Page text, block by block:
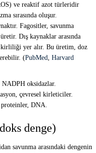
ve reaktif azot türleridir
sırasında oluşur.
Fagositler, savunma
Dış kaynaklar arasında
kirliliği yer alır. Bu üretim, doz
(PubMed Harvard
oksidazlar.
çevresel kirleticiler.
DNA.
denge)
savunma arasındaki dengenin